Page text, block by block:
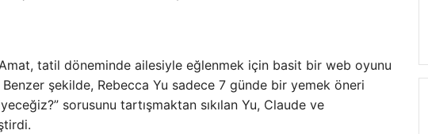
tatil döneminde ailesiyle eğlenmek için basit bir web oyunu
şekilde, Rebecca Yu sadece 7 günde bir yemek öneri
sorusunu tartışmaktan sıkılan Yu, Claude ve